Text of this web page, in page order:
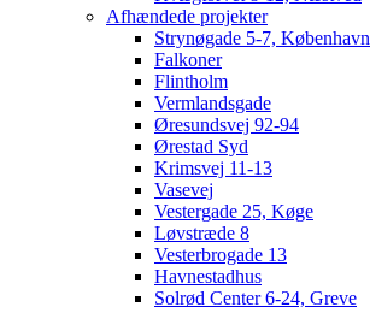
Afhændede projekter
Strynøgade 5-7, København
Falkoner
Flintholm
Vermlandsgade
Øresundsvej 92-94
Ørestad Syd
Krimsvej 11-13
Vasevej
Vestergade 25, Køge
Løvstræde 8
Vesterbrogade 13
Havnestadhus
Solrød Center 6-24, Greve